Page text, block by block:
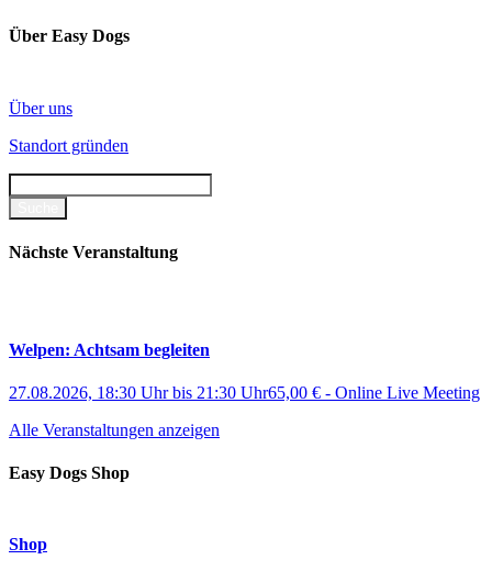
Über Easy Dogs
Über uns
Standort gründen
Nächste Veranstaltung
Welpen: Achtsam begleiten
27.08.2026, 18:30 Uhrbis 21:30 Uhr65,00 € - Online Live Meeting
Alle Veranstaltungen anzeigen
Easy Dogs Shop
Shop